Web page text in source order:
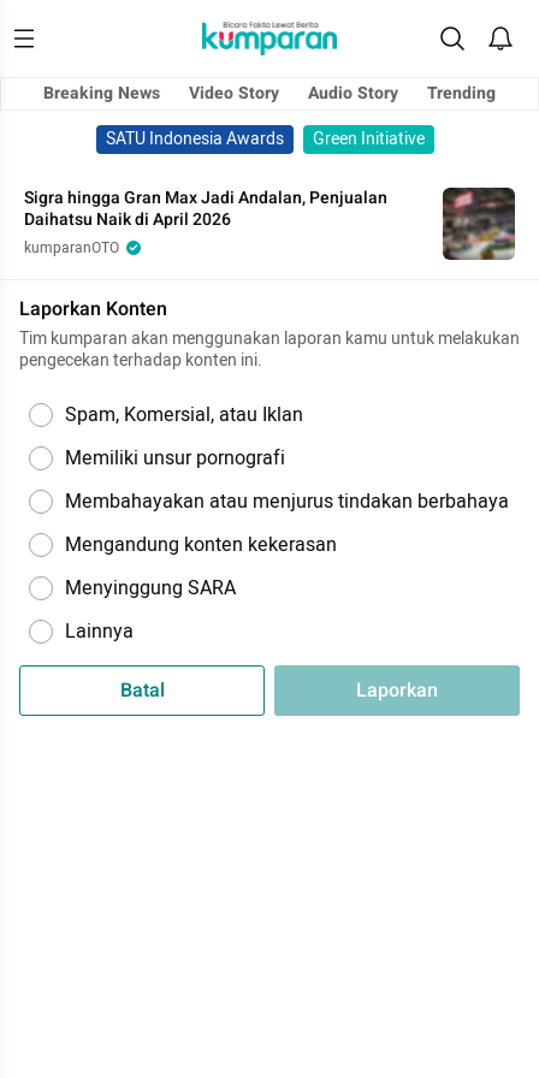
Breaking News Video Story Audio Story
Trending
SATU Indonesia Awards
Green Initiative
Sigra hingga Gran Max Jadi Andalan, Penjualan
Daihatsu Naik di April 2026
kumparanOTO
Laporkan Konten
Tim kumparan akan menggunakan laporan kamu untuk melakukan
pengecekan terhadap konten ini.
Spam, Komersial, atau Iklan
Memiliki unsur pornografi
Membahayakan atau menjurus tindakan berbahaya
Mengandung konten kekerasan
Menyinggung SARA
Lainnya
Batal Laporkan